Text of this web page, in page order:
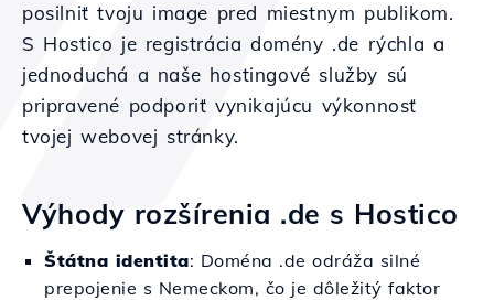
posilniť tvoju image pred miestnym publikom.
S Hostico je registrácia domény .de rýchla a
jednoduchá a naše hostingové služby sú
pripravené podporiť vynikajúcu výkonnosť
tvojej webovej stránky.
Výhody rozšírenia .de s Hostico
Štátna identita: Doména .de odráža silné
prepojenie s Nemeckom, čo je dôležitý faktor